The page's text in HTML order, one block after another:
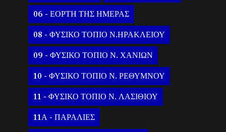
06 - ΕΟΡΤΗ ΤΗΣ ΗΜΕΡΑΣ
08 - ΦΥΣΙΚΟ ΤΟΠΙΟ Ν.ΗΡΑΚΛΕΙΟΥ
09 - ΦΥΣΙΚΟ ΤΟΠΙΟ Ν. ΧΑΝΙΩΝ
10 - ΦΥΣΙΚΟ ΤΟΠΙΟ Ν. ΡΕΘΥΜΝΟΥ
11 - ΦΥΣΙΚΟ ΤΟΠΙΟ Ν. ΛΑΣΙΘΙΟΥ
11Α - ΠΑΡΑΛΙΕΣ